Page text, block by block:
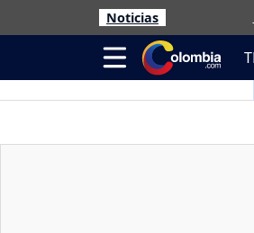
Noticias